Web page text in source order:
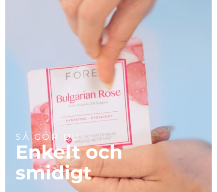
SÅ GÖR DU
Enkelt och
smidigt
Arabemiraten
Förväntad leverans
Förväntad leverans
Förväntad leverans
Uzbekistan Förväntad leverans
Vietnam Förväntad leverans